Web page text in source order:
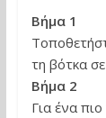
Βήμα 1
τη βότκα
Βήμα 2
Για ένα